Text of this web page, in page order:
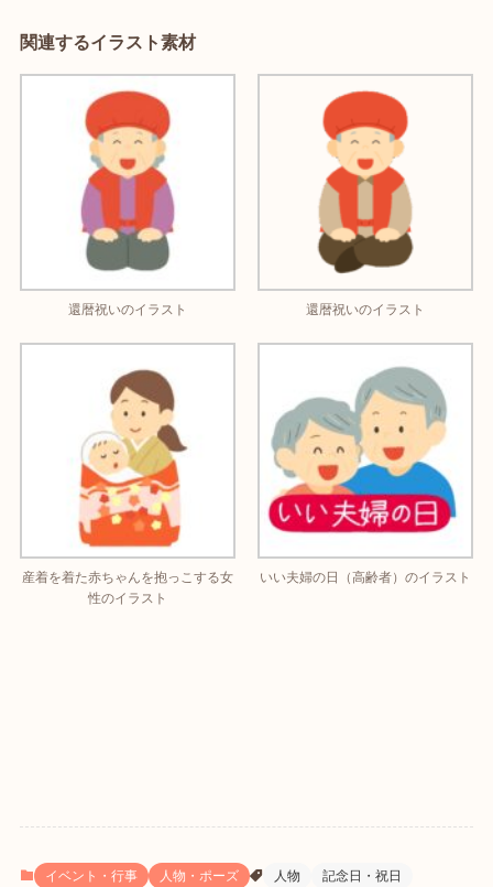
関連するイラスト素材
還暦祝いのイラスト 還暦祝いのイラスト
産着を着た赤ちゃんを抱っこする女
性のイラスト
いい夫婦の日（高齢者）のイラスト
イベント・行事 人物・ポーズ 人物 記念日・祝日